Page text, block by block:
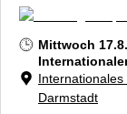
Messel-Canopy
care, preserve,
Tree
Pink Tube
Mittwoch
Internationales
Darmstadt